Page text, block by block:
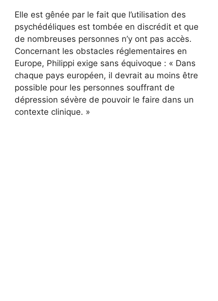
Elle est gênée par le fait que l’utilisation des
psychédéliques est tombée en discrédit et que
de nombreuses personnes n’y ont pas accès.
Concernant les obstacles réglementaires en
Europe, Philippi exige sans équivoque : « Dans
chaque pays européen, il devrait au moins être
possible pour les personnes souffrant de
dépression sévère de pouvoir le faire dans un
contexte clinique. »